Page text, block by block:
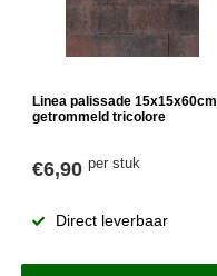
Linea palissade 15x15x60cm
getrommeld tricolore
€6,90 per stuk
Direct leverbaar